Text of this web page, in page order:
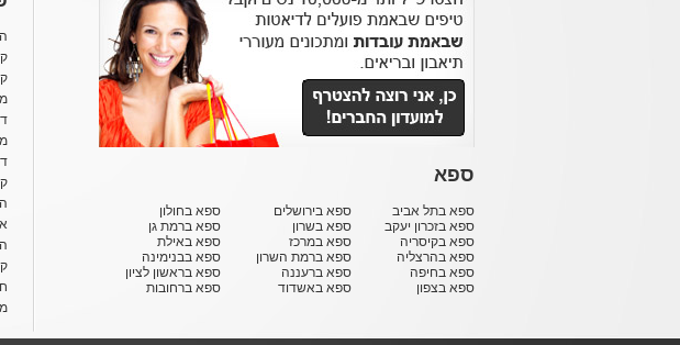
ספא
ספא בתל אביב
ספא בזכרון יעקב
ספא בקיסריה
ספא בהרצליה
ספא בחיפה
ספא בצפון
ספא בירושלים
ספא בשרון
ספא במרכז
ספא ברמת השרון
ספא ברעננה
ספא באשדוד
ספא בחולון
ספא ברמת גן
ספא באילת
ספא בבנימינה
ספא בראשון לציון
ספא ברחובות